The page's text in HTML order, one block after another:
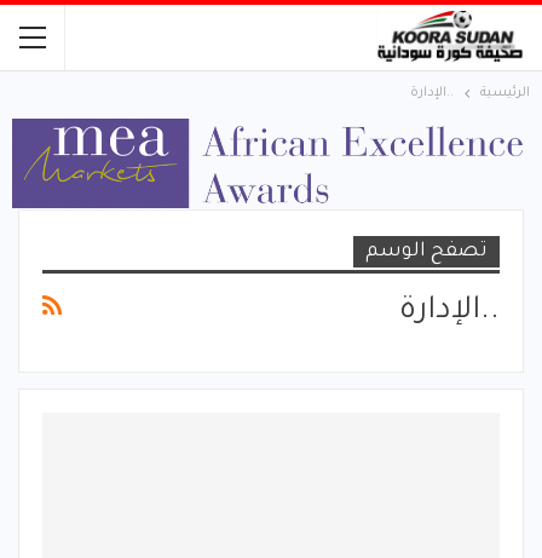
الرئيسية ..الإدارة
تصفح الوسم
..الإدارة